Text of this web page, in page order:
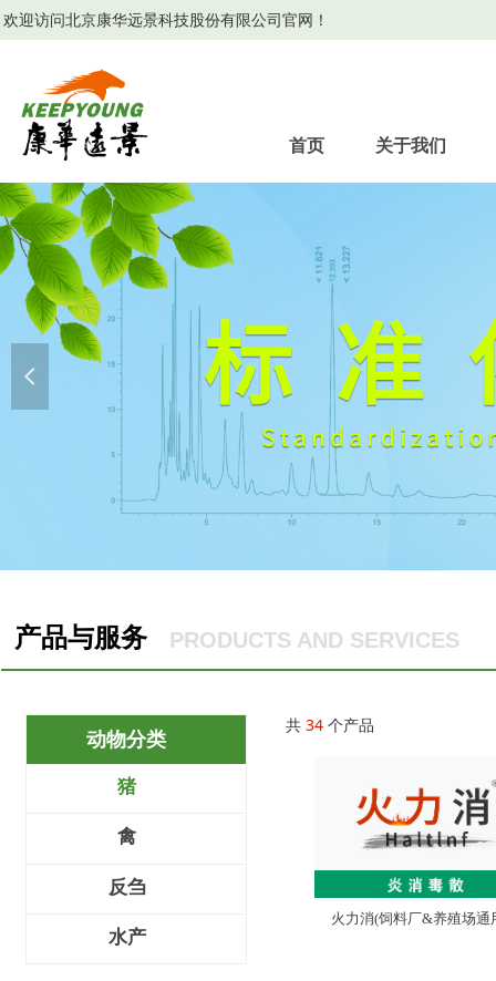
首页 关于我们
欢迎访问北京康华远景科技股份有限公司官网！
产品与服务 PRODUCTS AND SERVICES
共 34 个产品
火力消(饲料厂&养殖场通
全部分类
猪
禽
反刍
水产
动物分类
넳